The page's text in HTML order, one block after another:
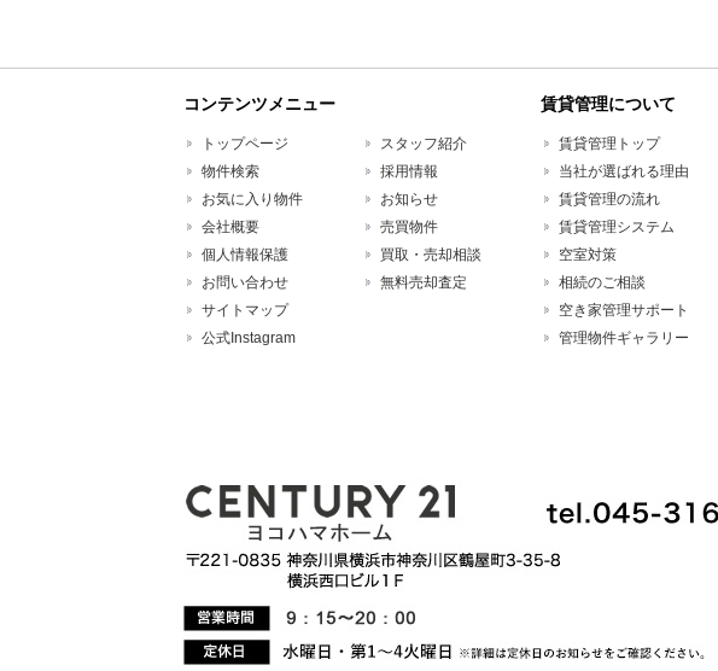
コンテンツメニュー
トップページ
物件検索
お気に入り物件
会社概要
個人情報保護
お問い合わせ
サイトマップ
公式Instagram
スタッフ紹介
採用情報
お知らせ
売買物件
買取・売却相談
無料売却査定
賃貸管理について
賃貸管理トップ
当社が選ばれる理由
賃貸管理の流れ
賃貸管理システム
空室対策
相続のご相談
空き家管理サポート
管理物件ギャラリー